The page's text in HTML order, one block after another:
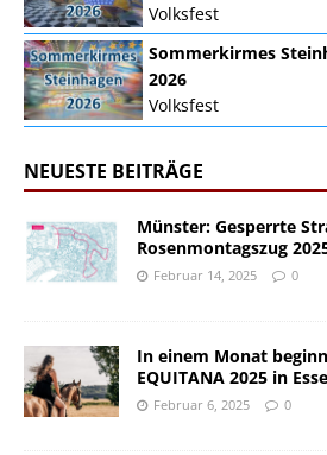
Volksfest
Sommerkirmes
2026
Volksfest
NEUESTE BEITRÄGE
Münster: Gesperrte
Rosenmontagszug
Februar 14, 2025 0
In einem Monat
EQUITANA 2025 in
Februar 6, 2025 0